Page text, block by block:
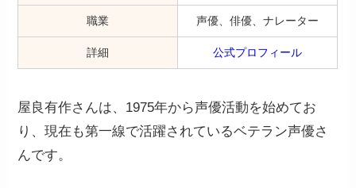
職業 声優、俳優、ナレーター
詳細 公式プロフィール
屋良有作さんは、1975年から声優活動を始めてお
り、現在も第一線で活躍されているベテラン声優さ
んです。